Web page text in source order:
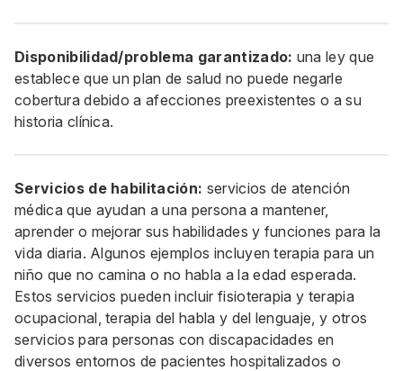
Disponibilidad/problema garantizado: una ley que
establece que un plan de salud no puede negarle
cobertura debido a afecciones preexistentes o a su
historia clínica.
Servicios de habilitación: servicios de atención
médica que ayudan a una persona a mantener,
aprender o mejorar sus habilidades y funciones para la
vida diaria. Algunos ejemplos incluyen terapia para un
niño que no camina o no habla a la edad esperada.
Estos servicios pueden incluir fisioterapia y terapia
ocupacional, terapia del habla y del lenguaje, y otros
servicios para personas con discapacidades en
diversos entornos de pacientes hospitalizados o